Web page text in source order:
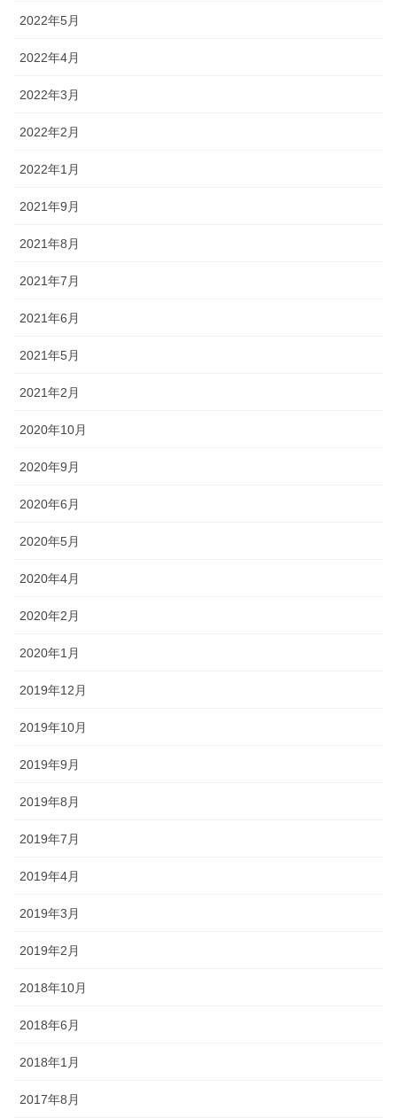
2022年5月
2022年4月
2022年3月
2022年2月
2022年1月
2021年9月
2021年8月
2021年7月
2021年6月
2021年5月
2021年2月
2020年10月
2020年9月
2020年6月
2020年5月
2020年4月
2020年2月
2020年1月
2019年12月
2019年10月
2019年9月
2019年8月
2019年7月
2019年4月
2019年3月
2019年2月
2018年10月
2018年6月
2018年1月
2017年8月